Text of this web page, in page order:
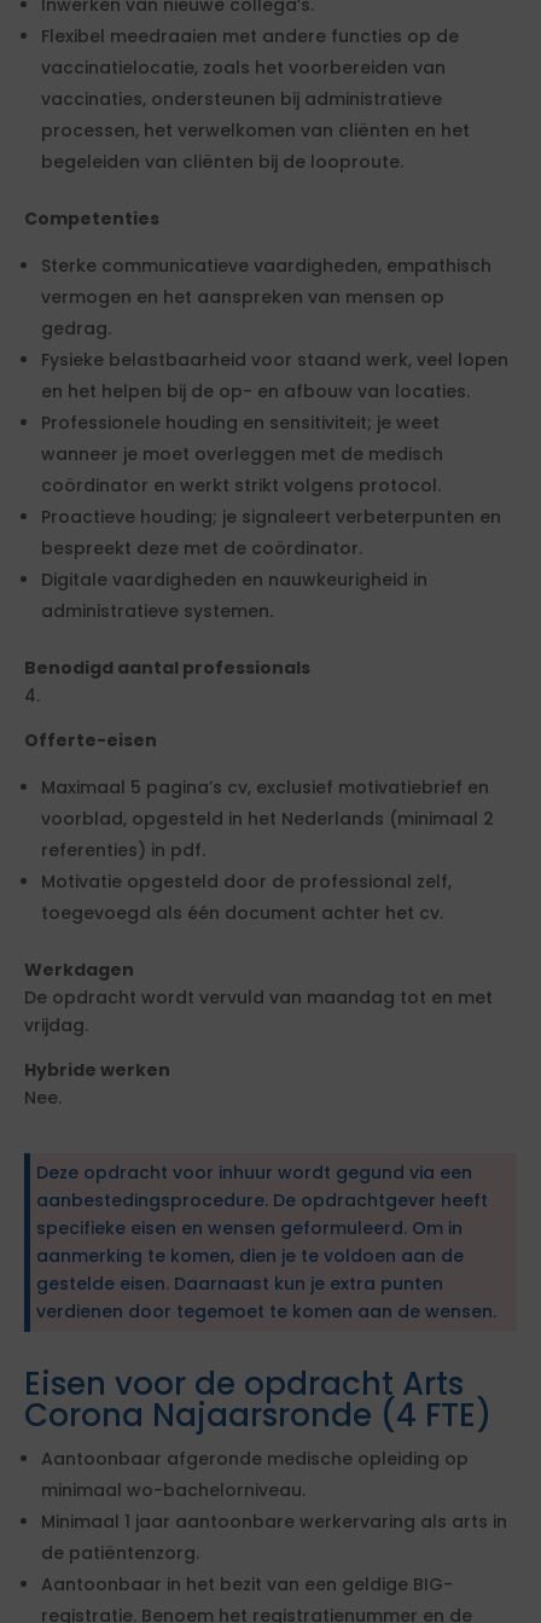
Inwerken van nieuwe collega’s.
Flexibel meedraaien met andere functies op de
vaccinatielocatie, zoals het voorbereiden van
vaccinaties, ondersteunen bij administratieve
processen, het verwelkomen van cliënten en het
begeleiden van cliënten bij de looproute.
Competenties
Sterke communicatieve vaardigheden, empathisch
vermogen en het aanspreken van mensen op
gedrag.
Fysieke belastbaarheid voor staand werk, veel lopen
en het helpen bij de op- en afbouw van locaties.
Professionele houding en sensitiviteit; je weet
wanneer je moet overleggen met de medisch
coördinator en werkt strikt volgens protocol.
Proactieve houding; je signaleert verbeterpunten en
bespreekt deze met de coördinator.
Digitale vaardigheden en nauwkeurigheid in
administratieve systemen.
Benodigd aantal professionals
4.
Offerte-eisen
Maximaal 5 pagina’s cv, exclusief motivatiebrief en
voorblad, opgesteld in het Nederlands (minimaal 2
referenties) in pdf.
Motivatie opgesteld door de professional zelf,
toegevoegd als één document achter het cv.
Werkdagen
De opdracht wordt vervuld van maandag tot en met
vrijdag.
Hybride werken
Nee.
Deze opdracht voor inhuur wordt gegund via een
aanbestedingsprocedure. De opdrachtgever heeft
specifieke eisen en wensen geformuleerd. Om in
aanmerking te komen, dien je te voldoen aan de
gestelde eisen. Daarnaast kun je extra punten
verdienen door tegemoet te komen aan de wensen.
Eisen voor de opdracht Arts
Corona Najaarsronde (4 FTE)
Aantoonbaar afgeronde medische opleiding op
minimaal wo-bachelorniveau.
Minimaal 1 jaar aantoonbare werkervaring als arts in
de patiëntenzorg.
Aantoonbaar in het bezit van een geldige BIG-
registratie. Benoem het registratienummer en de